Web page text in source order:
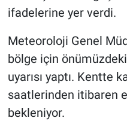
ifadelerine yer verdi.
Meteoroloji Genel
bölge için önümüzdeki
uyarısı yaptı. Kentte
saatlerinden itibaren
bekleniyor.